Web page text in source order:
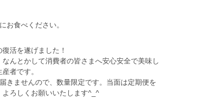
お食べください。
活を遂げました！
んとかして消費者の皆さまへ安心安全で美味し
者です。
きませんので、数量限定です。当面は定期便を
ろしくお願いいたします^_^